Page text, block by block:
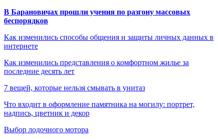
В Барановичах прошли учения по разгону массовых
беспорядков
Как изменились способы общения и защиты личных данных в
интернете
Как изменились представления о комфортном жилье за
последние десять лет
7 вещей, которые нельзя смывать в унитаз
Что входит в оформление памятника на могилу: портрет,
надпись, цветник и декор
Выбор лодочного мотора